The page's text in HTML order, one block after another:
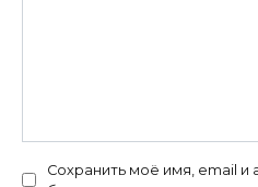
Сохранить моё имя, email и